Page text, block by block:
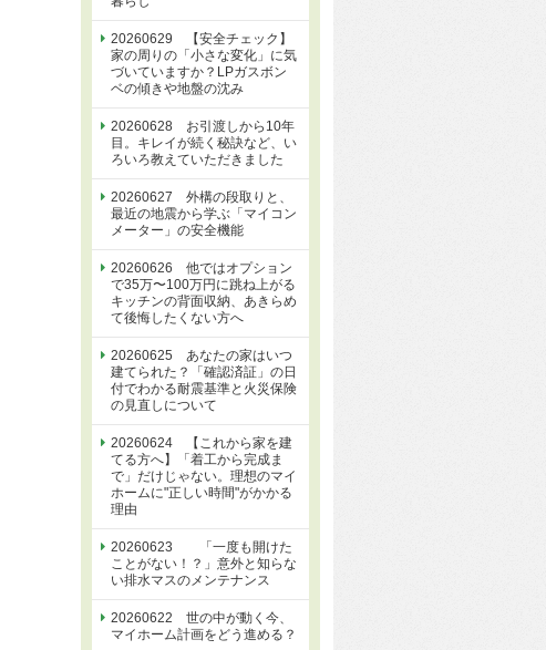
20260629 【安全チェック】
家の周りの「小さな変化」に気
づいていますか？LPガスボン
ベの傾きや地盤の沈み
20260628 お引渡しから10年
目。キレイが続く秘訣など、い
ろいろ教えていただきました
20260627 外構の段取りと、
最近の地震から学ぶ「マイコン
メーター」の安全機能
20260626 他ではオプション
で35万〜100万円に跳ね上がる
キッチンの背面収納、あきらめ
て後悔したくない方へ
20260625 あなたの家はいつ
建てられた？「確認済証」の日
付でわかる耐震基準と火災保険
の見直しについて
20260624 【これから家を建
てる方へ】「着工から完成ま
で」だけじゃない。理想のマイ
ホームに"正しい時間"がかかる
理由
20260623 「一度も開けた
ことがない！？」意外と知らな
い排水マスのメンテナンス
20260622 世の中が動く今、
マイホーム計画をどう進める？